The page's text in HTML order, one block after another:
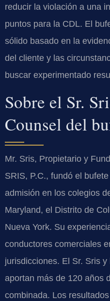
reducir la violación a una
puntos para la CDL. El
sólido basado en la
del cliente y las
buscar experimentado
Sobre el Sr.
Counsel del
Mr. Sris, Propietario y
SRIS, P.C., fundó el
admisión en los colegios
Maryland, el Distrito de
Nueva York. Su
conductores comerciales
jurisdicciones. El Sr. Sris
aportan más de 120 años
combinada. Los